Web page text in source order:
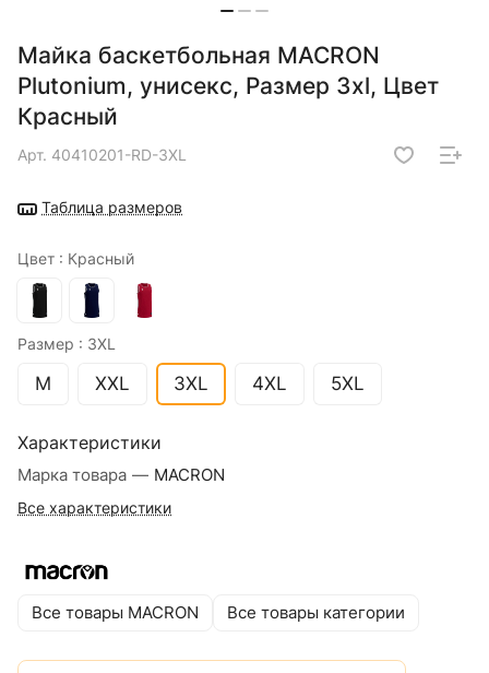
Майка баскетбольная MACRON
Plutonium, унисекс, Размер 3xl, Цвет
Красный
Арт. 40410201-RD-3XL
Таблица размеров
Цвет : Красный
Размер : 3XL
M XXL 3XL 4XL 5XL
Характеристики
Марка товара — MACRON
Все характеристики
Все товары MACRON Все товары категории